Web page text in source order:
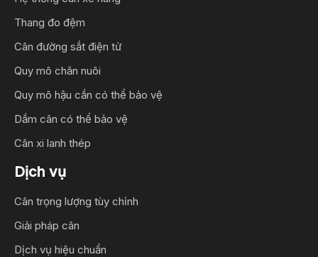
Thang đo đệm
Cân đường sắt điện tử
Quy mô chăn nuôi
Quy mô hậu cần có thể bảo vệ
Dầm cân có thể bảo vệ
Cân xi lanh thép
Dịch vụ
Cân trọng lượng tùy chỉnh
Giải pháp cân
Dịch vụ hiệu chuẩn